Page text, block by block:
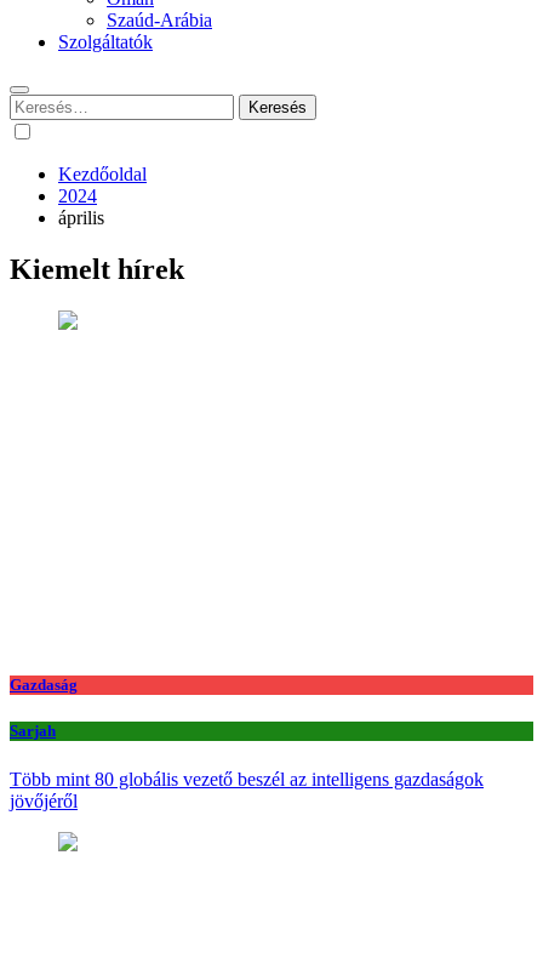
Szaúd-Arábia
Szolgáltatók
Keresés:
Kezdőoldal
2024
április
Kiemelt hírek
Gazdaság
Sarjah
Több mint 80 globális vezető beszél az intelligens gazdaságok
jövőjéről